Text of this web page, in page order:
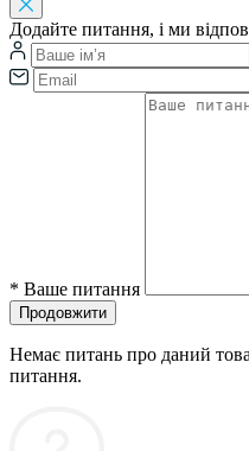
Додайте питання, і ми
* Ваше питання
Продовжити
Немає питань про даний
питання.